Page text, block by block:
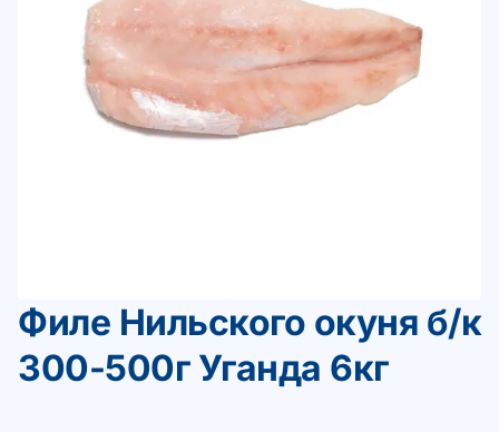
Филе Нильского окуня б/к
300-500г Уганда 6кг